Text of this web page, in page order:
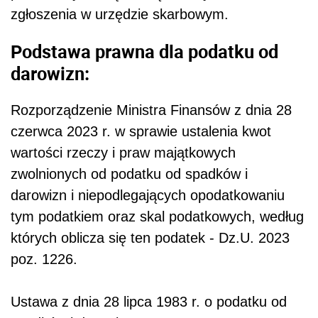
zgłoszenia w urzędzie skarbowym.
Podstawa prawna dla podatku od
darowizn:
Rozporządzenie Ministra Finansów z dnia 28
czerwca 2023 r. w sprawie ustalenia kwot
wartości rzeczy i praw majątkowych
zwolnionych od podatku od spadków i
darowizn i niepodlegających opodatkowaniu
tym podatkiem oraz skal podatkowych, według
których oblicza się ten podatek - Dz.U. 2023
poz. 1226.
Ustawa z dnia 28 lipca 1983 r. o podatku od